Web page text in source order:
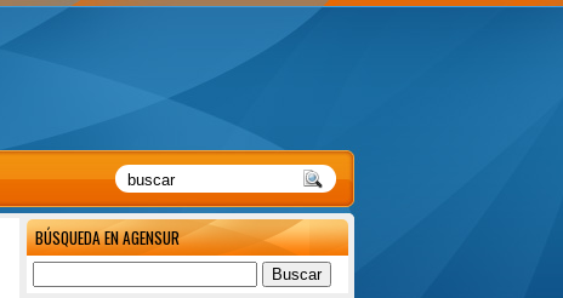
BÚSQUEDA EN AGENSUR